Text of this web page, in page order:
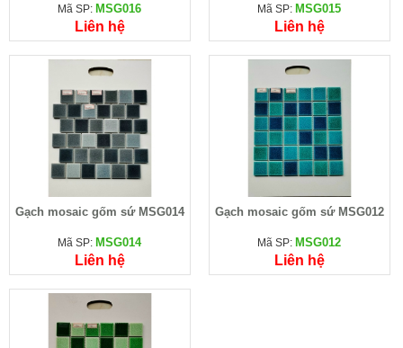
Mã SP: MSG016
Liên hệ
Mã SP: MSG015
Liên hệ
Gạch mosaic gốm sứ MSG014
Mã SP: MSG014
Liên hệ
Gạch mosaic gốm sứ MSG012
Mã SP: MSG012
Liên hệ